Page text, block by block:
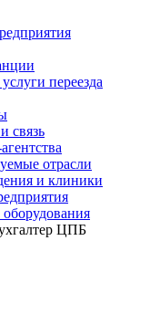
переезда
связь
отрасли
и клиники